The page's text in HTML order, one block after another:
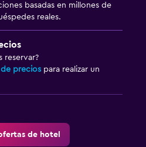
basadas en millones de
reales.
reservar?
de precios para realizar un
de hotel